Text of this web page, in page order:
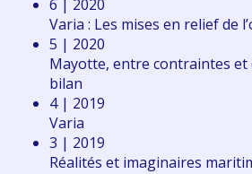
6 | 2020
Varia : Les mises en relief de
5 | 2020
Mayotte, entre contraintes et
bilan
4 | 2019
Varia
3 | 2019
Réalités et imaginaires